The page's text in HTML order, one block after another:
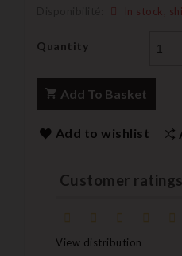
In stock,
Quantity
Add To Basket
Add to wishlist
Customer
View distribution